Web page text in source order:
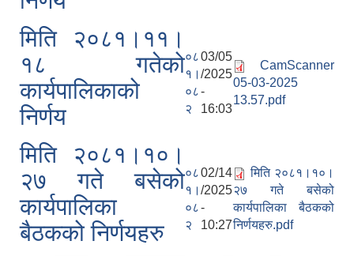
मिति २०८१।११।
१८ गतेको
कार्यपालिकाको
निर्णय
०८
१।
०८
२
03/05
/2025
-
16:03
CamScanner
05-03-2025
13.57.pdf
मिति २०८१।१०।
२७ गते बसेको
कार्यपालिका
बैठकको निर्णयहरु
०८
१।
०८
२
02/14
/2025
-
10:27
मिति २०८१।१०।
२७ गते बसेको
कार्यपालिका बैठकको
निर्णयहरु.pdf